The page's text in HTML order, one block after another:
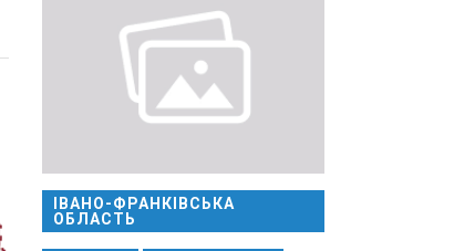
ІВАНО-ФРАНКІВСЬКА
ОБЛАСТЬ